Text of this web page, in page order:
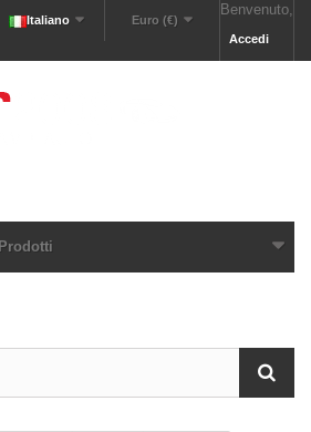
Benvenuto,
Accedi
Euro (€)
Italiano
Prodotti